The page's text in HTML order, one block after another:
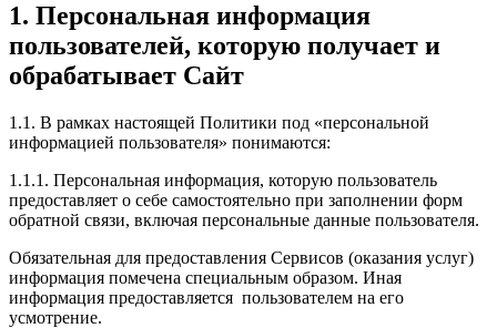
1. Персональная информация
пользователей, которую получает и
обрабатывает Сайт
1.1. В рамках настоящей Политики под «персональной
информацией пользователя» понимаются:
1.1.1. Персональная информация, которую пользователь
предоставляет о себе самостоятельно при заполнении форм
обратной связи, включая персональные данные пользователя.
Обязательная для предоставления Сервисов (оказания услуг)
информация помечена специальным образом. Иная
информация предоставляется пользователем на его
усмотрение.